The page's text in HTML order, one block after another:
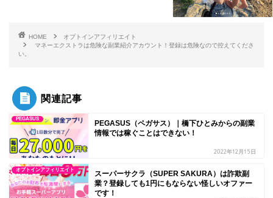
HOME
オプトインアフィリエイト
マネーエクストラは危険な副業紹介アカウント！登録は危険なので控えてくださ
い。
関連記事
PEGASUS
PEGASUS（ペガサス）｜橋下ひとみからの副業
情報では稼ぐことはできない！
2022年12月15日
オプトインアフィリエイト
スーパーサクラ（SUPER SAKURA）は詐欺副
業？登録しても1円にもならない怪しいオファー
です！